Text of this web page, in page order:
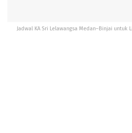
Jadwal KA Sri Lelawangsa Medan–Binjai untuk